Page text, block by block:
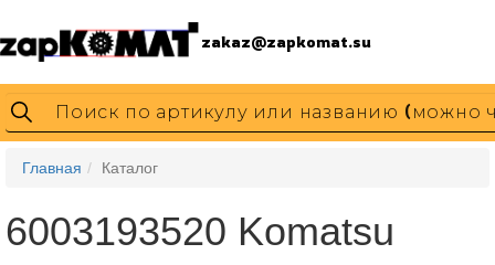
zakaz@zapkomat.su
Главная Каталог
6003193520 Komatsu